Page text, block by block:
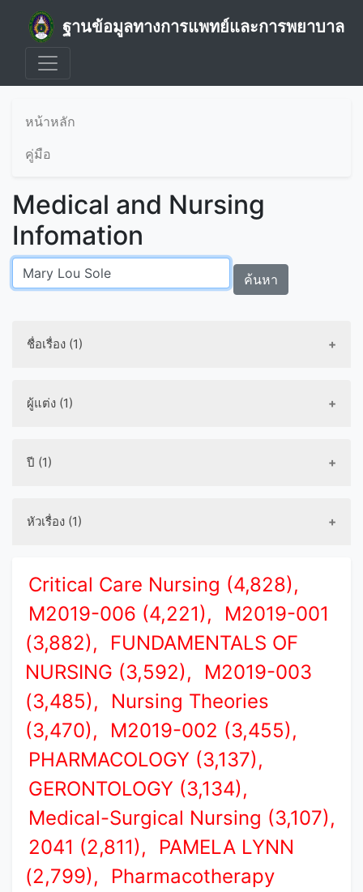
ฐานข้อมูลทางการแพทย์และการพยาบาล
หน้าหลัก
คู่มือ
Medical and Nursing
Infomation
ค้นหา
ชื่อเรื่อง (1)
ผู้แต่ง (1)
ปี (1)
หัวเรื่อง (1)
Critical Care Nursing (4,828),
M2019-006 (4,221),
M2019-001
(3,882),
FUNDAMENTALS OF
NURSING (3,592),
M2019-003
(3,485),
Nursing Theories
(3,470),
M2019-002 (3,455),
PHARMACOLOGY (3,137),
GERONTOLOGY (3,134),
Medical-Surgical Nursing (3,107),
2041 (2,811),
PAMELA LYNN
(2,799),
Pharmacotherapy